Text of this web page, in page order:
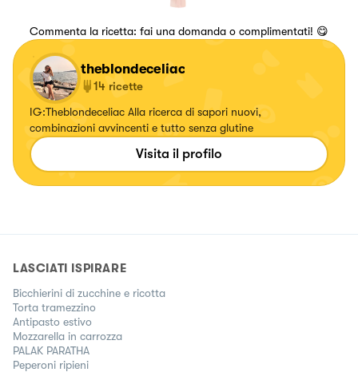
Commenta la ricetta: fai una domanda o complimentati! 😋
theblondeceliac
14 ricette
IG:Theblondeceliac Alla ricerca di sapori nuovi,
combinazioni avvincenti e tutto senza glutine
Visita il profilo
LASCIATI ISPIRARE
Bicchierini di zucchine e ricotta
Torta tramezzino
Antipasto estivo
Mozzarella in carrozza
PALAK PARATHA
Peperoni ripieni